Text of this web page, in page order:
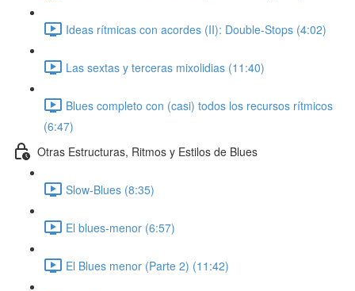
Ideas rítmicas con acordes (II): Double-Stops (4:02)
Las sextas y terceras mixolidias (11:40)
Blues completo con (casi) todos los recursos rítmicos
(6:47)
Otras Estructuras, Ritmos y Estilos de Blues
Slow-Blues (8:35)
El blues-menor (6:57)
El Blues menor (Parte 2) (11:42)